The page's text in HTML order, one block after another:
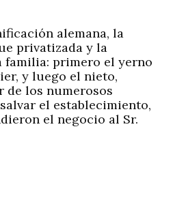
alemana, la
privatizada y la
familia: primero el yerno
y luego el nieto,
de los numerosos
el establecimiento,
el negocio al Sr.